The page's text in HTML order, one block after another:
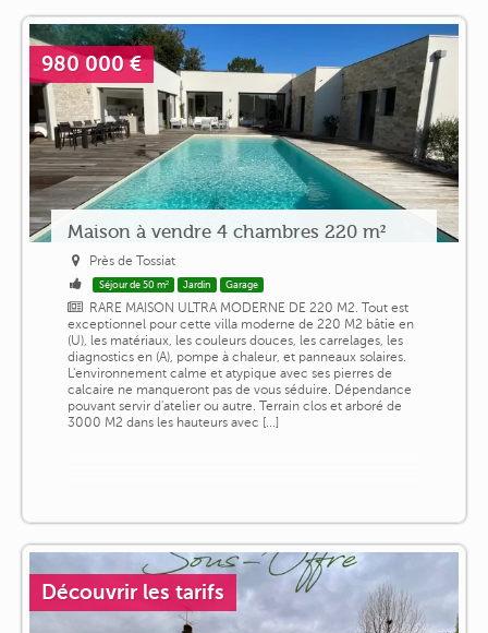
980 000 €
Maison à vendre 4 chambres 220 m²
Près de Tossiat
Séjour de 50 m² Jardin Garage
RARE MAISON ULTRA MODERNE DE 220 M2. Tout est
exceptionnel pour cette villa moderne de 220 M2 bâtie en
(U), les matériaux, les couleurs douces, les carrelages, les
diagnostics en (A), pompe à chaleur, et panneaux solaires.
L'environnement calme et atypique avec ses pierres de
calcaire ne manqueront pas de vous séduire. Dépendance
pouvant servir d'atelier ou autre. Terrain clos et arboré de
3000 M2 dans les hauteurs avec [...]
Découvrir les tarifs